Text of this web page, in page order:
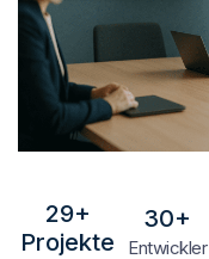
29+
Projekte
30+
Entwickler